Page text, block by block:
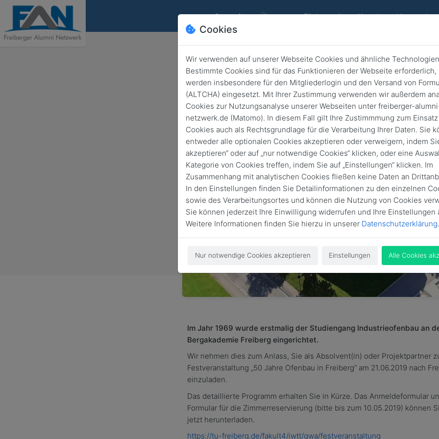
Startseite(current)
Über uns Förderverein Kontakt
Save the date - 50 Jahre Ofenbau in
Zurück 8. Jan. 2019
Im Jahr 1969 wurde erstmalig der Studiengang Industrieofenbau an
Bergakademie Freiberg eingerichtet.
Wir nehmen dies zum Anlass, Sie als Absolvent(in) oder Projektpartner
Festveranstaltung „50 Jahre Ofenbau in Freiberg“ am 21.06.2019 nach
einzuladen.
Das detaillierte Programm erhalten Sie in Kürze. Das Anmeldeformular
Formular für die Zimmerreservierung (bitte bis zum 10.05.2019) können
jetzt herunterladen.
https://tu-freiberg.de/fakult4/iwtt/gwa/festveranstaltung
Cookies
Wir verwenden auf unserer Webseite Cookies und ähnliche
Bestimmte Cookies sind für das Funktionieren der Webseite erforderlich,
werden insbesondere für den Mitgliederlogin und den Versand von
(ALTCHA) eingesetzt. Mit Ihrer Zustimmung verwenden wir außerdem
Cookies zur Nutzungsanalyse unserer Webseiten unter freiberger-
netzwerk.de (Matomo). In diesem Fall gilt Ihre Zustimmmung zum
Cookies auch als Rechtsgrundlage für die Verarbeitung Ihrer Daten. Sie
entweder alle optionalen Cookies akzeptieren oder verweigern, indem
akzeptieren“ oder auf „nur notwendige Cookies“ klicken, oder eine
Kategorie von Cookies treffen, indem Sie auf „Einstellungen“ klicken. Im
Zusammenhang mit analytischen Cookies fließen keine Daten an
In den Einstellungen finden Sie Detailinformationen zu den einzelnen
sowie des Verarbeitungsortes und können die Nutzung von Cookies
Sie können jederzeit Ihre Einwilligung widerrufen und Ihre Einstellungen
Weitere Informationen finden Sie hierzu in unserer Datenschutzerklärung.
Nur notwendige Cookies akzeptieren Einstellungen Alle Cookies